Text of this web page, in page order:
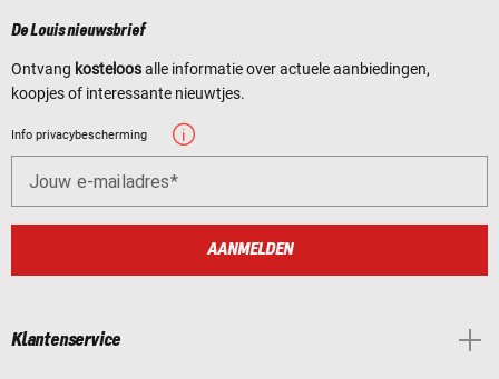
De Louis nieuwsbrief
Ontvang kosteloosalle informatie over actuele aanbiedingen,
koopjes of interessante nieuwtjes.
Info privacybescherming
Jouw e-mailadres
AANMELDEN
Klantenservice